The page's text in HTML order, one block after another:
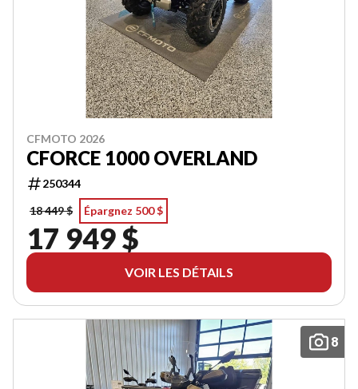
CFMOTO 2026
CFORCE 1000 OVERLAND
250344
18 449 $
Épargnez 500 $
17 949 $
VOIR LES DÉTAILS
8